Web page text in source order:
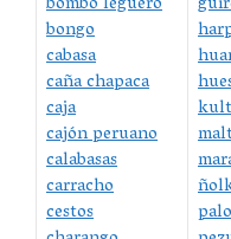
bongo
cabasa
caña chapaca
caja
cajón peruano
calabasas
carracho
cestos